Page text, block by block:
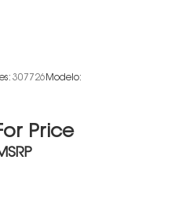
307726 Modelo:
Price